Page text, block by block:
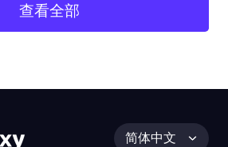
查看全部
简体中文